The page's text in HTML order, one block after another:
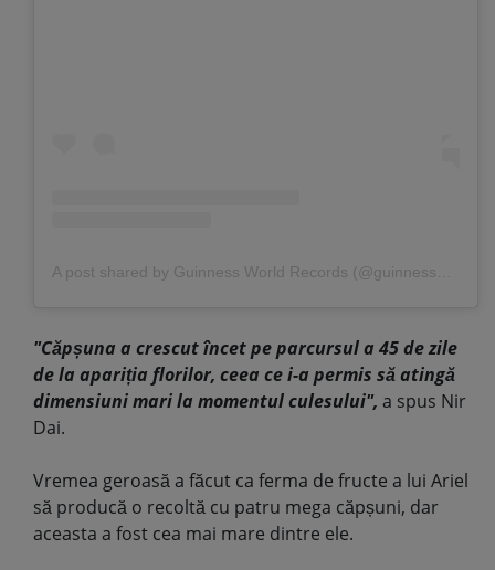
A post shared by Guinness World Records (@guinnessworldrecords)
"Căpșuna a crescut încet pe parcursul a 45 de zile
de la apariția florilor, ceea ce i-a permis să atingă
dimensiuni mari la momentul culesului", a spus Nir
Dai.
Vremea geroasă a făcut ca ferma de fructe a lui Ariel
să producă o recoltă cu patru mega căpșuni, dar
aceasta a fost cea mai mare dintre ele.